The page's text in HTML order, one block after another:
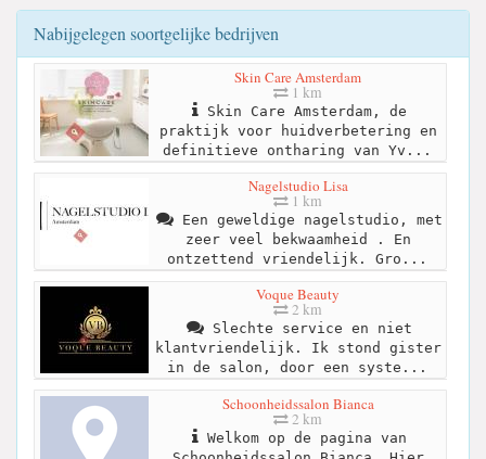
Nabijgelegen soortgelijke bedrijven
Skin Care Amsterdam
1 km
Skin Care Amsterdam, de
praktijk voor huidverbetering en
definitieve ontharing van Yv...
Nagelstudio Lisa
1 km
Een geweldige nagelstudio, met
zeer veel bekwaamheid . En
ontzettend vriendelijk. Gro...
Voque Beauty
2 km
Slechte service en niet
klantvriendelijk. Ik stond gister
in de salon, door een syste...
Schoonheidssalon Bianca
2 km
Welkom op de pagina van